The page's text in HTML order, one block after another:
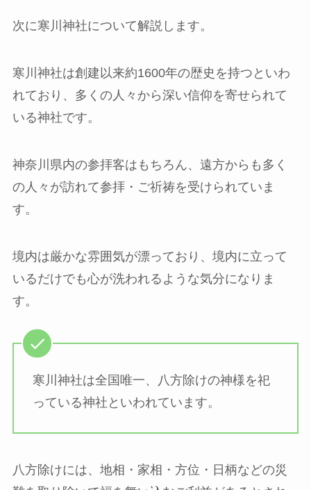
次に寒川神社について解説します。
寒川神社は創建以来約1600年の歴史を持つといわ
れており、多くの人々から深い信仰を寄せられて
いる神社です。
神奈川県内の参拝客はもちろん、遠方からも多く
の人々が訪れて参拝・ご祈祷を受けられていま
す。
境内は厳かな雰囲気が漂っており、境内に立って
いるだけでも心が洗われるような気分になりま
す。
寒川神社は全国唯一、八方除けの神様を祀
っている神社といわれています。
八方除けには、地相・家相・方位・日柄などの災